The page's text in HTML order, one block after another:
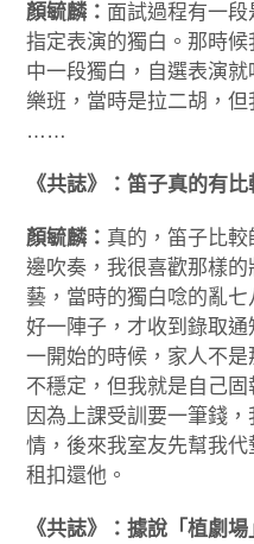
顏毓麟： 面試過程有一
指定表演的獨白。那時
中一段獨白，自選表演
樂班，當時是拉二胡，但
……
《共誌》：笛子真的有
顏毓麟： 真的，笛子比
邊吹奏，我很喜歡那樣
藝，當時的獨白唸的亂
好一陣子，才收到錄取
一開始的時候，家人不
不穩定，但我就是自己
因為上課受訓要一筆錢
情，後來我室友先幫我
租扣還他。
《共誌》：據說「植劇